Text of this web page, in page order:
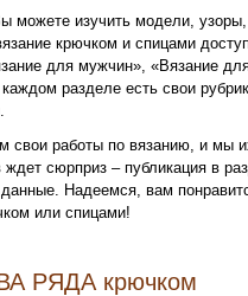
можете изучить модели, узоры,
крючком и спицами
для мужчин», «Вязание
разделе есть свои
свои работы по вязанию, и мы
сюрприз – публикация в
данные. Надеемся, вам
или спицами!
РЯДА крючком